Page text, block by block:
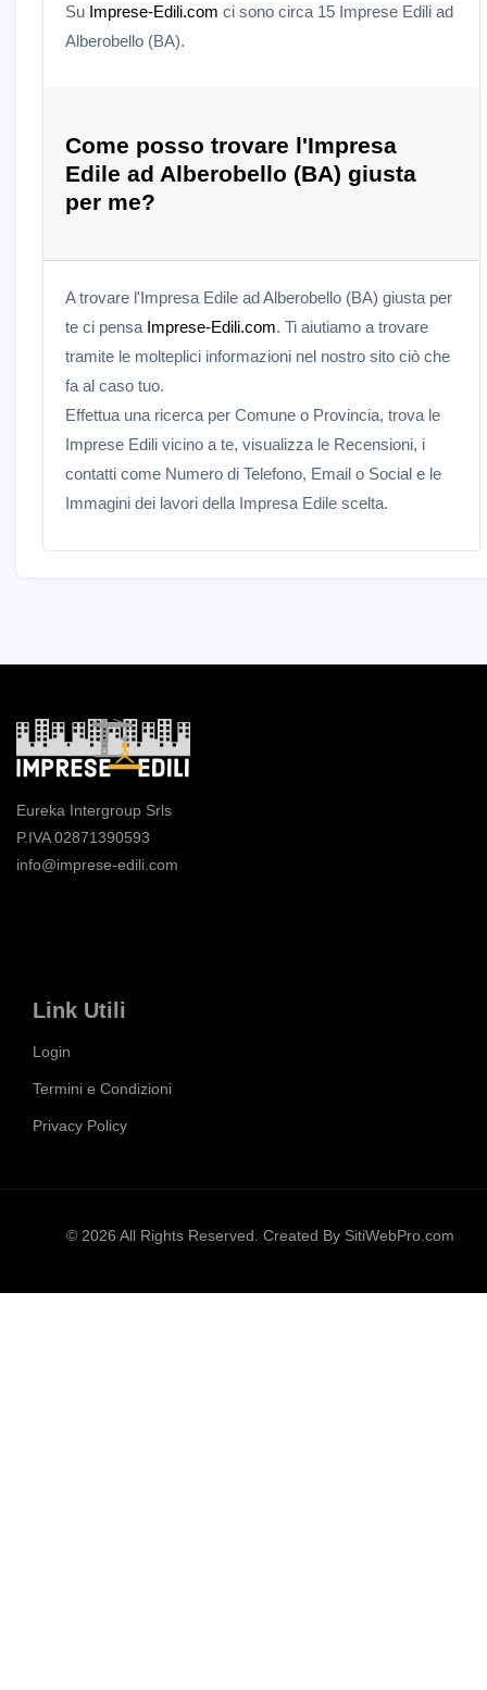
Su Imprese-Edili.com ci sono circa 15 Imprese Edili ad
Alberobello (BA).
Come posso trovare l'Impresa
Edile ad Alberobello (BA) giusta
per me?
A trovare l'Impresa Edile ad Alberobello (BA) giusta per
te ci pensa Imprese-Edili.com. Ti aiutiamo a trovare
tramite le molteplici informazioni nel nostro sito ciò che
fa al caso tuo.
Effettua una ricerca per Comune o Provincia, trova le
Imprese Edili vicino a te, visualizza le Recensioni, i
contatti come Numero di Telefono, Email o Social e le
Immagini dei lavori della Impresa Edile scelta.
Eureka Intergroup Srls
P.IVA 02871390593
info@imprese-edili.com
Link Utili
Login
Termini e Condizioni
Privacy Policy
© 2026 All Rights Reserved. Created By SitiWebPro.com